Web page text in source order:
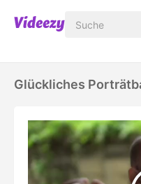
Glückliches